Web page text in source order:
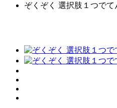
ぞくぞく 選択肢１つでて